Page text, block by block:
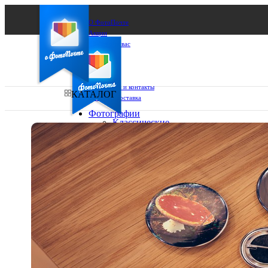
О ФотоПочте
Акции
Сделаем за вас
Бизнесу
FAQ
Франшиза
Поддержка и контакты
Оплата и доставка
Ваш город:
Ваш регион доставки
Выберите из списка:
КАТАЛОГ
Фотографии
Классические
фото
10х10
10х15
13х18
15х15
15х20
20х20
20х30
30х30
30х40
А4
Фото
в